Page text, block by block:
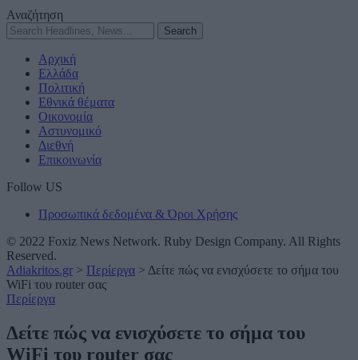
Αναζήτηση
Αρχική
Ελλάδα
Πολιτική
Εθνικά θέματα
Οικονομία
Αστυνομικό
Διεθνή
Επικοινωνία
Follow US
Προσωπικά δεδομένα & Όροι Χρήσης
© 2022 Foxiz News Network. Ruby Design Company. All Rights
Reserved.
Adiakritos.gr > Περίεργα > Δείτε πώς να ενισχύσετε το σήμα του
WiFi του router σας
Περίεργα
Δείτε πώς να ενισχύσετε το σήμα του
WiFi του router σας